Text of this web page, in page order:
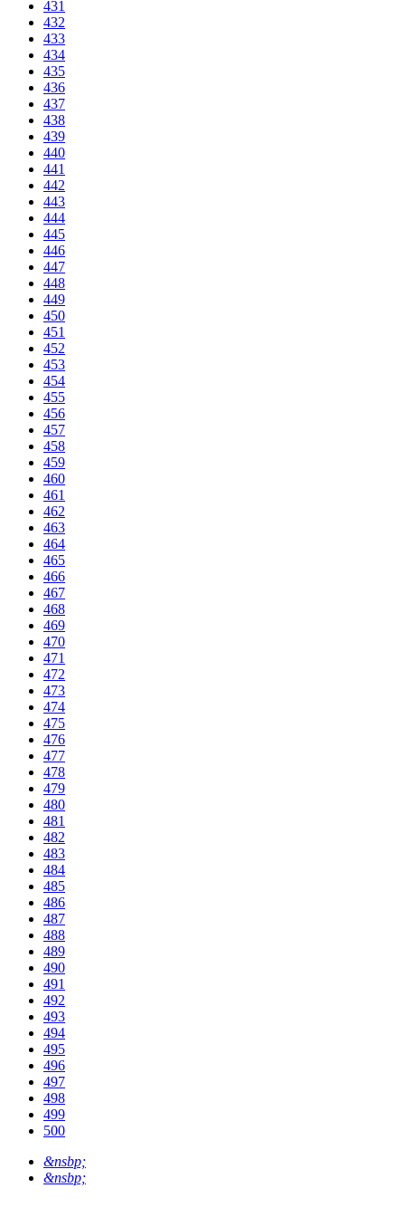
431
432
433
434
435
436
437
438
439
440
441
442
443
444
445
446
447
448
449
450
451
452
453
454
455
456
457
458
459
460
461
462
463
464
465
466
467
468
469
470
471
472
473
474
475
476
477
478
479
480
481
482
483
484
485
486
487
488
489
490
491
492
493
494
495
496
497
498
499
500
&nsbp;
&nsbp;